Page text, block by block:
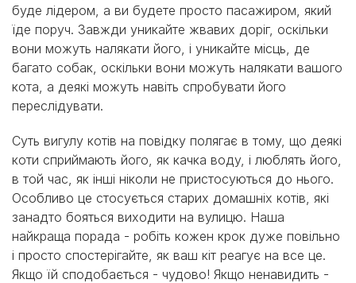
буде лідером, а ви будете просто пасажиром, який
їде поруч. Завжди уникайте жвавих доріг, оскільки
вони можуть налякати його, і уникайте місць, де
багато собак, оскільки вони можуть налякати вашого
кота, а деякі можуть навіть спробувати його
переслідувати.
Суть вигулу котів на повідку полягає в тому, що деякі
коти сприймають його, як качка воду, і люблять його,
в той час, як інші ніколи не пристосуються до нього.
Особливо це стосується старих домашніх котів, які
занадто бояться виходити на вулицю. Наша
найкраща порада - робіть кожен крок дуже повільно
і просто спостерігайте, як ваш кіт реагує на все це.
Якщо їй сподобається - чудово! Якщо ненавидить -